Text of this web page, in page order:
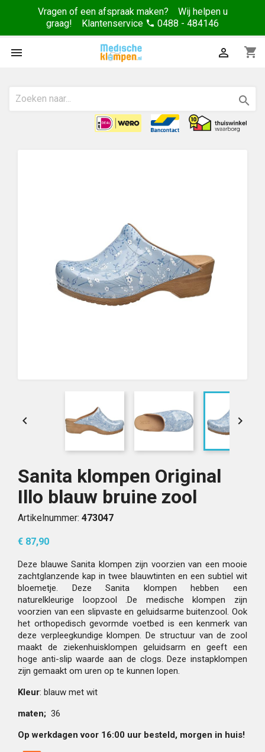
Vragen of een afspraak maken? Wij helpen u
graag! Klantenservice phone 0488 - 484146
 shopping_cart


 
Sanita klompen Original
Illo blauw bruine zool
Artikelnummer: 473047
€ 87,90
Deze blauwe Sanita klompen zijn voorzien van een mooie
zachtglanzende kap in twee blauwtinten en een subtiel wit
bloemetje. Deze Sanita klompen hebben een
naturelkleurige loopzool .De medische klompen zijn
voorzien van een slipvaste en geluidsarme buitenzool. Ook
het orthopedisch gevormde voetbed is een kenmerk van
deze verpleegkundige klompen. De structuur van de zool
maakt de ziekenhuisklompen geluidsarm en geeft een
hoge anti-slip waarde aan de clogs. Deze instapklompen
zijn gemaakt om uren op te kunnen lopen.
Kleur: blauw met wit
maten; 36
Op werkdagen voor 16:00 uur besteld, morgen in huis!